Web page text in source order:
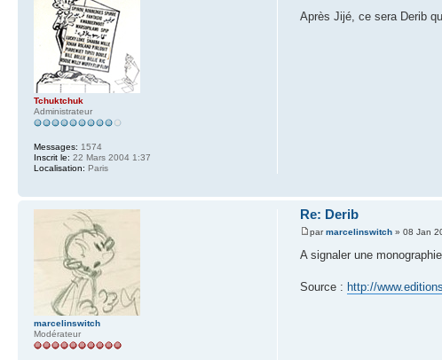
Après Jijé, ce sera Derib
Tchuktchuk
Administrateur
Messages: 1574
Inscrit le: 22 Mars 2004 1:37
Localisation: Paris
Re: Derib
parmarcelinswitch » 08 Jan
A signaler une
Source : http://
marcelinswitch
Modérateur